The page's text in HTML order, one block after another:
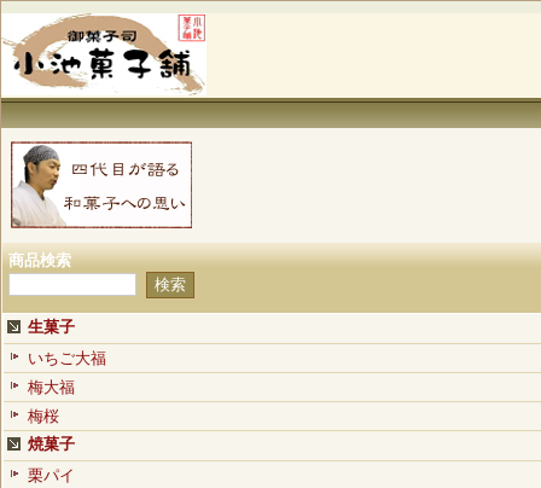
商品検索
生菓子
いちご大福
梅大福
梅桜
焼菓子
栗パイ